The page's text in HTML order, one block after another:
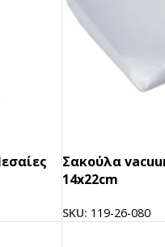
Σακούλα
14x22cm
SKU: 119-26-080